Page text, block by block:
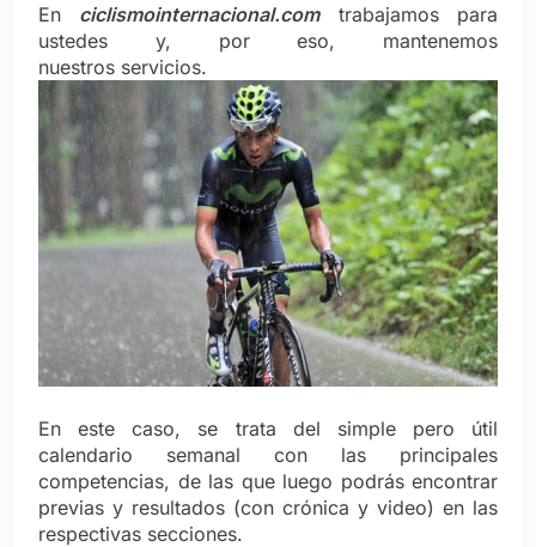
En ciclismointernacional.comtrabajamos para
ustedes y, por eso, mantenemos
nuestros servicios.
En este caso, se trata del simple pero útil
calendario semanal con las principales
competencias, de las que luego podrás encontrar
previas y resultados (con crónica y video) en las
respectivas secciones.